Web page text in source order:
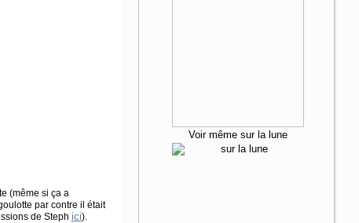
(même si ça a
par contre il était
de Steph ici).
Voir même sur la lune